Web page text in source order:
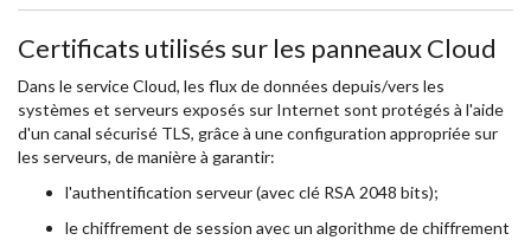
Certificats utilisés sur les panneaux Cloud
Dans le service Cloud, les flux de données depuis/vers les
systèmes et serveurs exposés sur Internet sont protégés à l'aide
d'un canal sécurisé TLS, grâce à une configuration appropriée sur
les serveurs, de manière à garantir:
l'authentification serveur (avec clé RSA 2048 bits);
le chiffrement de session avec un algorithme de chiffrement